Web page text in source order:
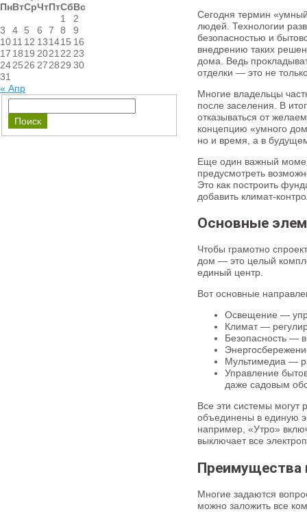
ПнВтСрЧтПтСбВс
1
2
3
4 5 6 7 8
9
1011 12 131415 16
17 1819 2021 22 23
242526 272829 30
31
« Апр
Сегодня термин
людей. Технологии
безопасностью и
внедрению таких
дома. Ведь
отделки — это не
Многие владельцы
после заселения. В
отказываться от
концепцию «умного
но и время, а в
Еще один важный
предусмотреть
Это как построить
добавить климат-
Основные
Чтобы грамотно
дом — это целый
единый центр.
Вот основные
Освещение —
Климат —
Безопасность —
Мультимедиа —
Управление
даже садовым
Все эти системы могут
объединены в единую
например, «Утро»
выключает все
Преимущества
Многие задаются
можно заложить все